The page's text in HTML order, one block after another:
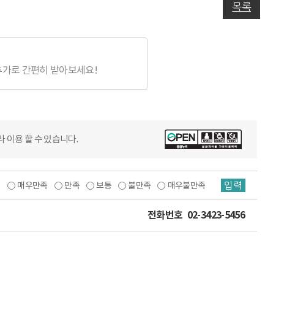
목록
로 간편히 받아보세요!
이용 할 수 있습니다.
매우만족 만족 보통 불만족 매우불만족 입력
전화번호 02-3423-5456